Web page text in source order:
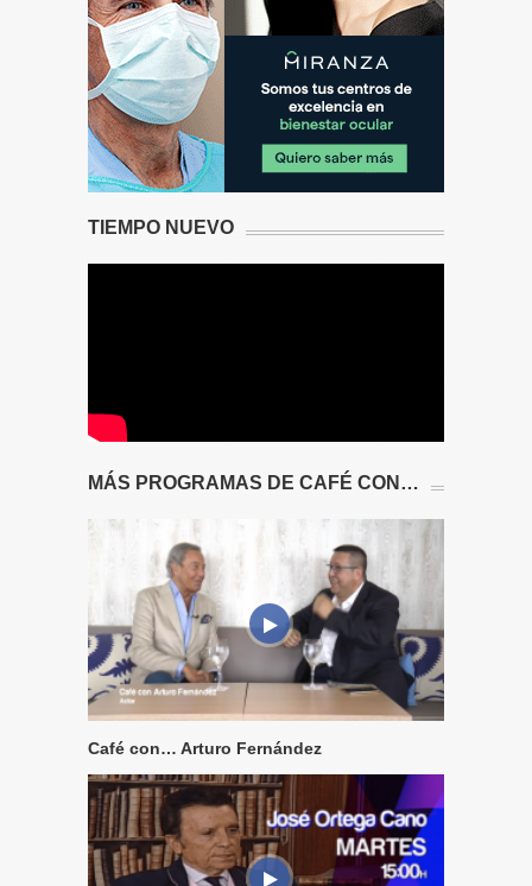
TIEMPO NUEVO
MÁS PROGRAMAS DE CAFÉ CON…
Café con… Arturo Fernández